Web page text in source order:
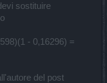
sostituire
- 0,16296) =
del post